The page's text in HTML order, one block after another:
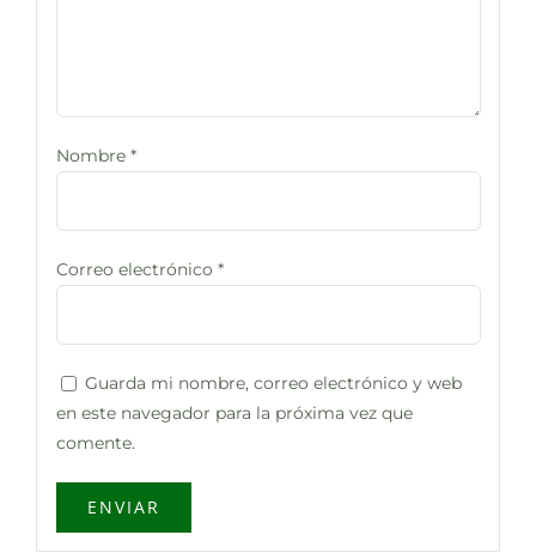
Nombre *
Correo electrónico *
Guarda mi nombre, correo electrónico y web
en este navegador para la próxima vez que
comente.